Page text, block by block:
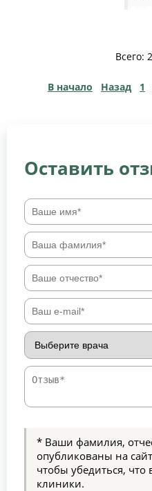
Всего:
В начало Назад 1
Оставить
* Ваши фамилия,
опубликованы на
чтобы убедиться,
клиники.